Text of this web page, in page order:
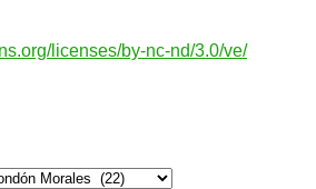
licenses/by-nc-nd/3.0/ve/